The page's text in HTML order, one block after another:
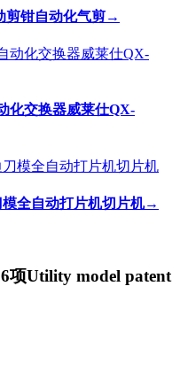
剪钳自动化气剪→
化交换器威莱仕QX-
全自动打片机切片机→
项Utility model patent